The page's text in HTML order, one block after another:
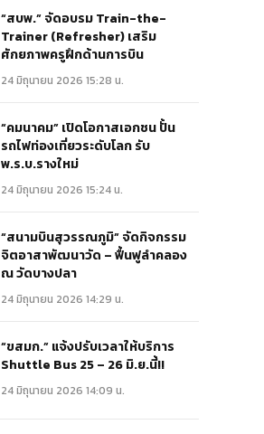
“สบพ.” จัดอบรม Train-the-
Trainer (Refresher) เสริม
ศักยภาพครูฝึกด้านการบิน
24 มิถุนายน 2026 15:28 น.
“คมนาคม” เปิดโอกาสเอกชน ปั้น
รถไฟท่องเที่ยวระดับโลก รับ
พ.ร.บ.รางใหม่
24 มิถุนายน 2026 15:24 น.
“สนามบินสุวรรณภูมิ” จัดกิจกรรม
จิตอาสาพัฒนาวัด – ฟื้นฟูลำคลอง
ณ วัดบางปลา
24 มิถุนายน 2026 14:29 น.
“ขสมก.” แจ้งปรับเวลาให้บริการ
Shuttle Bus 25 – 26 มิ.ย.นี้!!
24 มิถุนายน 2026 14:09 น.